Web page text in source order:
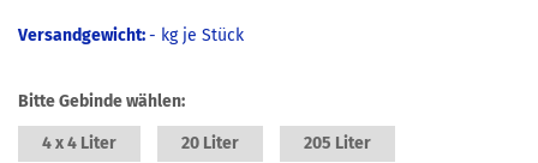
Versandgewicht:- kg je Stück
Bitte Gebinde wählen:
4 x 4 Liter 20 Liter 205 Liter